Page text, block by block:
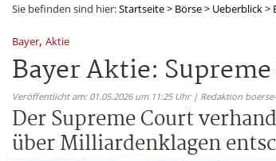
Sie befinden sind hier:Startseite> Börse> Ueberblick>
Bayer, Aktie
Bayer Aktie:
Veröffentlicht am: 01.05.2026 um 11:25 Uhr | Redaktion
Der Supreme Court
über Milliardenklagen